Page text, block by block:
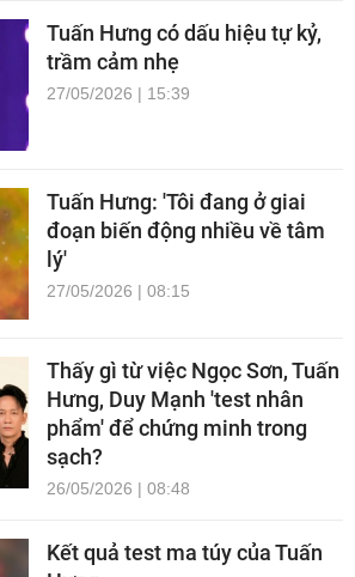
Tuấn Hưng có dấu hiệu tự kỷ,
trầm cảm nhẹ
27/05/2026 | 15:39
Tuấn Hưng: 'Tôi đang ở giai
đoạn biến động nhiều về tâm
lý'
27/05/2026 | 08:15
Thấy gì từ việc Ngọc Sơn, Tuấn
Hưng, Duy Mạnh 'test nhân
phẩm' để chứng minh trong
sạch?
26/05/2026 | 08:48
Kết quả test ma túy của Tuấn